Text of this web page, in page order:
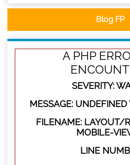
Blog FP
A PHP
SEVERITY:
MESSAGE: UNDEFINED
FILENAME: LAYOUT/
MOBILE-
LINE